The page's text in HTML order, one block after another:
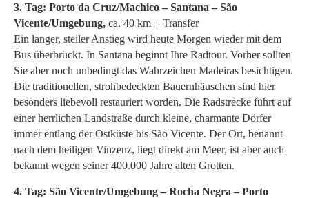
3. Tag: Porto da Cruz/Machico – Santana – São
Vicente/Umgebung, ca. 40 km + Transfer
Ein langer, steiler Anstieg wird heute Morgen wieder mit dem
Bus überbrückt. In Santana beginnt Ihre Radtour. Vorher sollten
Sie aber noch unbedingt das Wahrzeichen Madeiras besichtigen.
Die traditionellen, strohbedeckten Bauernhäuschen sind hier
besonders liebevoll restauriert worden. Die Radstrecke führt auf
einer herrlichen Landstraße durch kleine, charmante Dörfer
immer entlang der Ostküste bis São Vicente. Der Ort, benannt
nach dem heiligen Vinzenz, liegt direkt am Meer, ist aber auch
bekannt wegen seiner 400.000 Jahre alten Grotten.
4. Tag: São Vicente/Umgebung – Rocha Negra – Porto